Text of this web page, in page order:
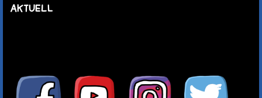
AKTUELL